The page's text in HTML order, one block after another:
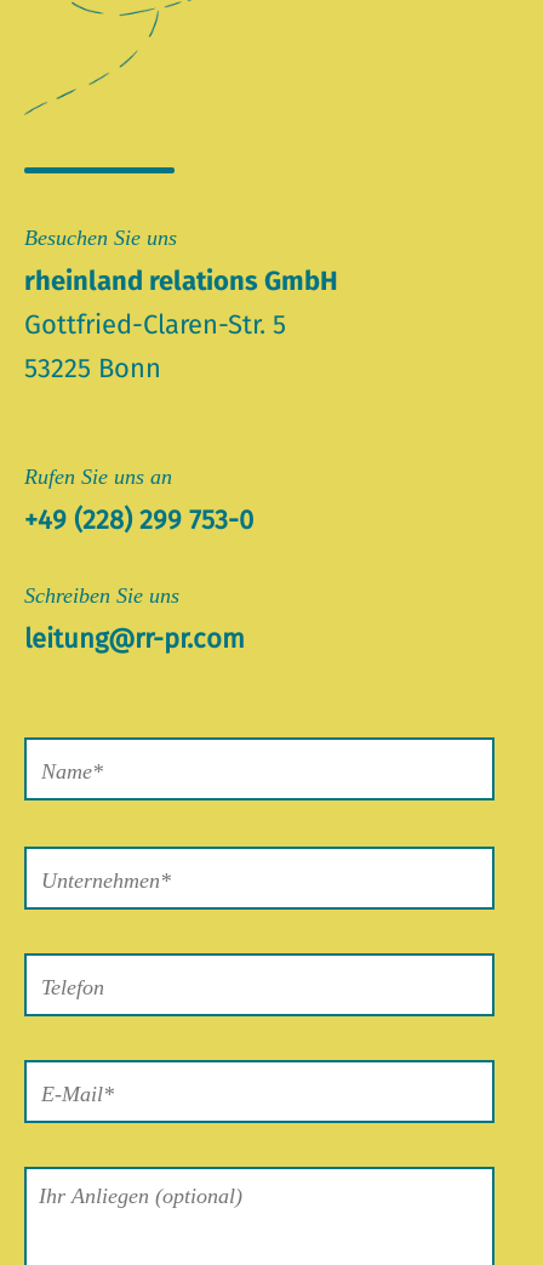
Besuchen Sie uns
rheinland relations GmbH
Gottfried-Claren-Str. 5
53225 Bonn
Rufen Sie uns an
+49 (228) 299 753-0
Schreiben Sie uns
leitung@rr-pr.com
lasse
dieses
Feld
leer.